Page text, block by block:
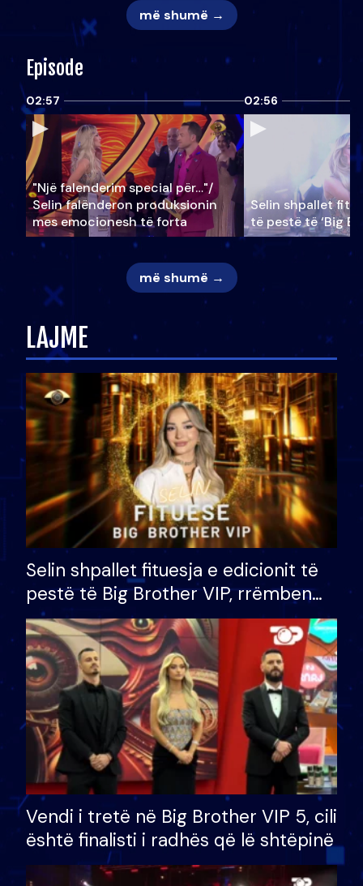
më shumë →
Episode
02:57
"Një falenderim special për…"/
Selin falënderon produksionin
mes emocionesh të forta
02:56
Selin shpallet
të pestë të ‘Big
më shumë →
LAJME
Selin shpallet fituesja e edicionit të
pestë të Big Brother VIP, rrëmben
çmimin e madh prej 100 mijë eurosh
Vendi i tretë në Big Brother VIP 5, cili
është finalisti i radhës që lë shtëpinë